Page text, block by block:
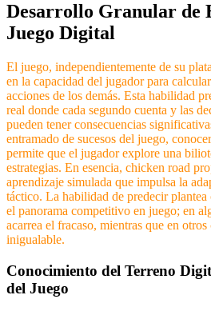
Desarrollo Granular de
Juego Digital
El juego, independientemente de su
en la capacidad del jugador para
acciones de los demás. Esta habilidad
real donde cada segundo cuenta y las
pueden tener consecuencias
entramado de sucesos del juego,
permite que el jugador explore una
estrategias. En esencia, chicken road
aprendizaje simulada que impulsa la
táctico. La habilidad de predecir plantea
el panorama competitivo en juego; en
acarrea el fracaso, mientras que en
inigualable.
Conocimiento del Terreno
del Juego